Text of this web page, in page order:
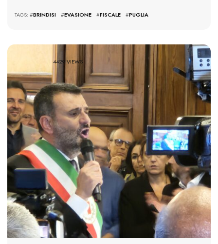
TAGS: #BRINDISI #EVASIONE #FISCALE #PUGLIA
4429 VIEWS